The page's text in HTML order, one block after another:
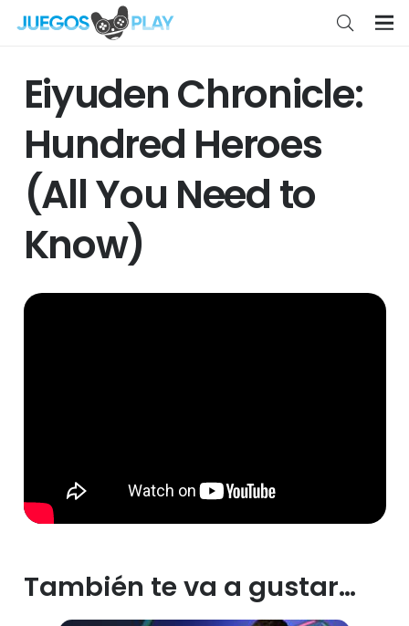
Eiyuden Chronicle:
Hundred Heroes
(All You Need to
Know)
También te va a gustar…